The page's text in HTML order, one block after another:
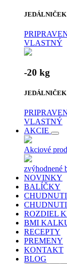
JEDÁLNIČEK
VLASTNÝ
-20 kg
JEDÁLNIČEK
VLASTNÝ
AKCIE
Akciové
zvýhodnené
NOVINKY
BALÍČKY
ROZDIEL
BMI
RECEPTY
PREMENY
KONTAKT
BLOG